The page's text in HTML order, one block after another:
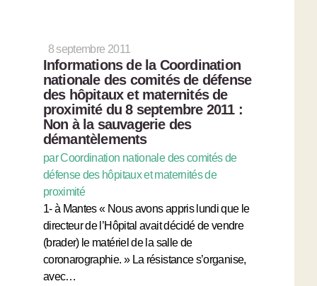
8 septembre 2011
Informations de la Coordination
nationale des comités de défense
des hôpitaux et maternités de
proximité du 8 septembre 2011 :
Non à la sauvagerie des
démantèlements
par Coordination nationale des comités de
défense des hôpitaux et maternités de
proximité
1- à Mantes « Nous avons appris lundi que le
directeur de l’Hôpital avait décidé de vendre
(brader) le matériel de la salle de
coronarographie. » La résistance s’organise,
avec…